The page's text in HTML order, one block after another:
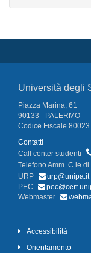
Università degli
Piazza Marina, 61
90133 - PALERMO
Codice Fiscale
Contatti
Call center studenti
Telefono Amm. C.le
URP
urp@unipa.it
PEC
Webmaster
Accessibilità
Orientamento